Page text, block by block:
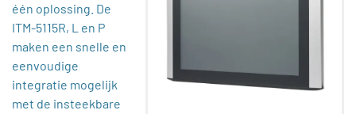
één oplossing. De
ITM-5115R, L en P
maken een snelle en
eenvoudige
integratie mogelijk
met de insteekbare